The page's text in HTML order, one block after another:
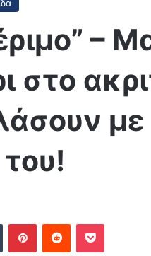
–
στο
με
Tumblr PinterestReddit Pocket